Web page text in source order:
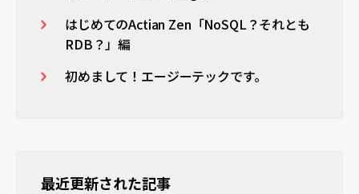
はじめてのActian Zen「NoSQL？それとも
RDB？」編
初めまして！エージーテックです。
最近更新された記事